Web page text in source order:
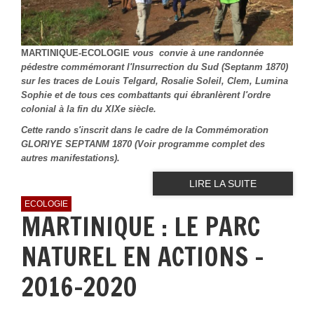
MARTINIQUE-ECOLOGIE vous convie à une randonnée
pédestre commémorant l'Insurrection du Sud (Septanm 1870)
sur les traces de Louis Telgard, Rosalie Soleil, Clem, Lumina
Sophie et de tous ces combattants qui ébranlèrent l'ordre
colonial à la fin du XIXe siècle.
Cette rando s'inscrit dans le cadre de la Commémoration
GLORIYE SEPTANM 1870 (Voir programme complet des
autres manifestations).
LIRE LA SUITE
ECOLOGIE
MARTINIQUE : LE PARC
NATUREL EN ACTIONS -
2016-2020